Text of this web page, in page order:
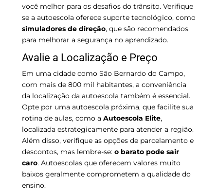
você melhor para os desafios do trânsito. Verifique
se a autoescola oferece suporte tecnológico, como
simuladores de direção, que são recomendados
para melhorar a segurança no aprendizado.
Avalie a Localização e Preço
Em uma cidade como São Bernardo do Campo,
com mais de 800 mil habitantes, a conveniência
da localização da autoescola também é essencial.
Opte por uma autoescola próxima, que facilite sua
rotina de aulas, como a Autoescola Elite,
localizada estrategicamente para atender a região.
Além disso, verifique as opções de parcelamento e
descontos, mas lembre-se: o barato pode sair
caro. Autoescolas que oferecem valores muito
baixos geralmente comprometem a qualidade do
ensino.